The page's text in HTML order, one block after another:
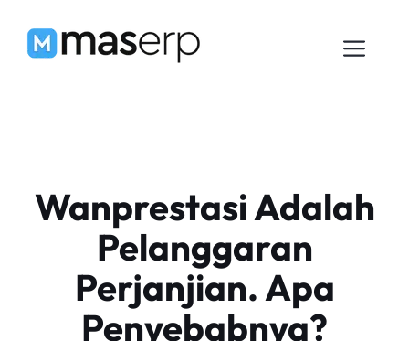
Wanprestasi Adalah
Pelanggaran
Perjanjian. Apa
Penyebabnya?